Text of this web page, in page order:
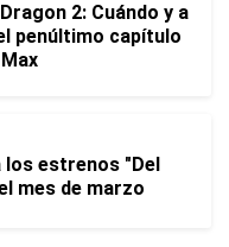
2: Cuándo y a
penúltimo capítulo
los estrenos "Del
mes de marzo